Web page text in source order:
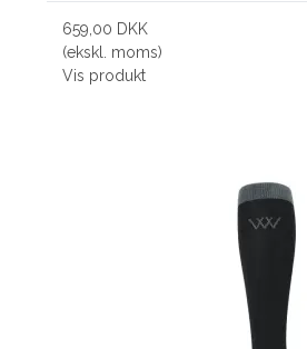
659,00 DKK
(ekskl. moms)
Vis produkt